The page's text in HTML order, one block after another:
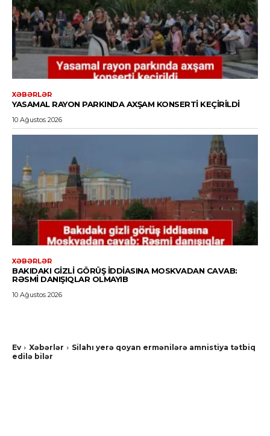
XƏBƏRLƏR
YASAMAL RAYON PARKINDA AXŞAM KONSERTI KEÇIRILDI
10 Ağustos 2026
XƏBƏRLƏR
BAKIDAKI GIZLI GÖRÜŞ IDDIASINA MOSKVADAN CAVAB:
RƏSMI DANIŞIQLAR OLMAYIB
10 Ağustos 2026